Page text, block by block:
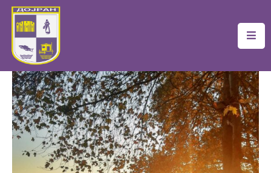
Почетна
Локална
Самоуправа
Новости
Проекти